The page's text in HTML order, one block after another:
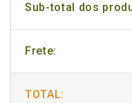
Sub-total dos
Frete:
TOTAL: